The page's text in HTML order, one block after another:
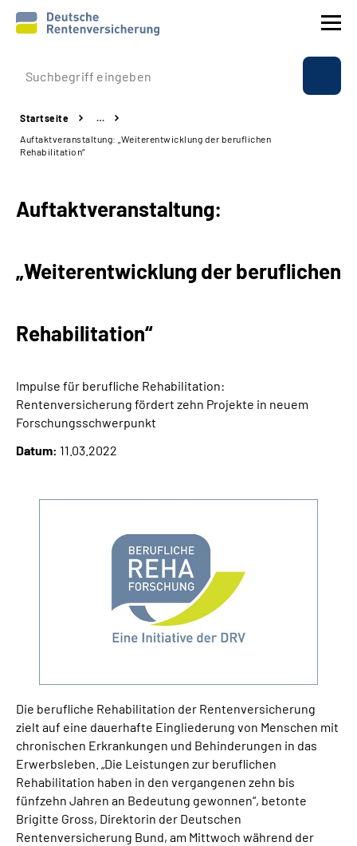
Prävention
Reha
Beratung & Kontakt
Experten
Suche
Mein Kundenportal
Startseite
…
Auftaktveranstaltung: „Weiterentwicklung der beruflichen
Rehabilitation“
Auftaktveranstaltung:
„Weiterentwicklung der beruflichen
Rehabilitation“
Impulse für berufliche Rehabilitation:
Rentenversicherung fördert zehn Projekte in neuem
Forschungsschwerpunkt
Datum: 11.03.2022
Die berufliche Rehabilitation der Rentenversicherung
zielt auf eine dauerhafte Eingliederung von Menschen mit
chronischen Erkrankungen und Behinderungen in das
Erwerbsleben. „Die Leistungen zur beruflichen
Rehabilitation haben in den vergangenen zehn bis
fünfzehn Jahren an Bedeutung gewonnen“, betonte
Brigitte Gross, Direktorin der Deutschen
Rentenversicherung Bund, am Mittwoch während der